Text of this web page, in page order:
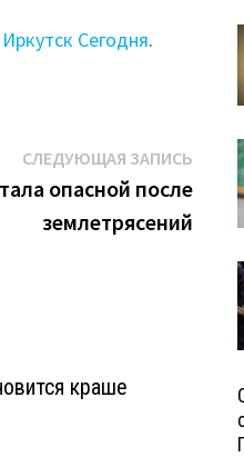
Иркутск Сегодня.
СЛЕДУЮЩАЯ ЗАПИСЬ
опасной после
землетрясений
краше